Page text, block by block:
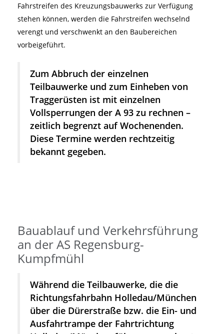
Fahrstreifen des Kreuzungsbauwerks zur Verfügung
stehen können, werden die Fahrstreifen wechselnd
verengt und verschwenkt an den Baubereichen
vorbeigeführt.
Zum Abbruch der einzelnen
Teilbauwerke und zum Einheben von
Traggerüsten ist mit einzelnen
Vollsperrungen der A 93 zu rechnen –
zeitlich begrenzt auf Wochenenden.
Diese Termine werden rechtzeitig
bekannt gegeben.
Bauablauf und Verkehrsführung
an der AS Regensburg-
Kumpfmühl
Während die Teilbauwerke, die die
Richtungsfahrbahn Holledau/München
über die Dürerstraße bzw. die Ein- und
Ausfahrtrampe der Fahrtrichtung